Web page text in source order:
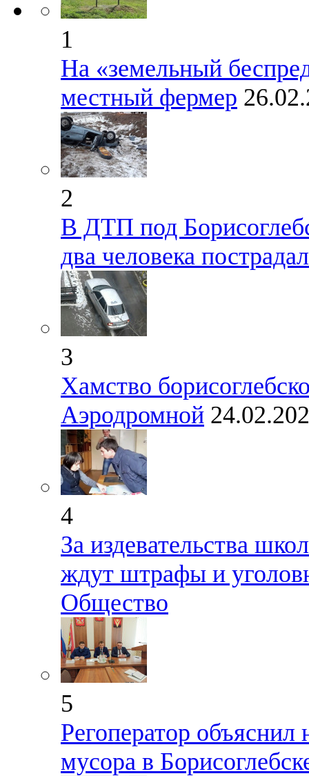
1
На «земельный
местный фермер
2
В ДТП под
два человека
3
Хамство
Аэродромной
4
За издевательства
ждут штрафы и
Общество
5
Регоператор объяснил
мусора в